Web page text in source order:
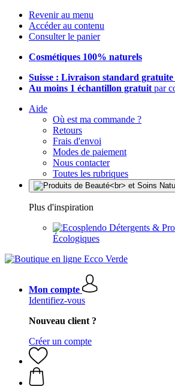
Revenir au menu
Accéder au contenu
Consulter le panier
Cosmétiques 100% naturels
Suisse : Livraison standard gratuite
Au moins 1 échantillon gratuit par
Aide
Où est ma commande ?
Retours
Frais d'envoi
Modes de paiement
Nous contacter
Toutes les rubriques
Plus d'inspiration
Détergents &
Écologiques
Mon compte
Identifiez-vous
Nouveau client ?
Créer un compte